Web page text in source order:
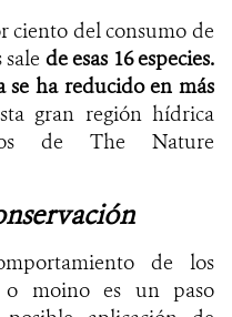
ciento del consumo de
de esas 16 especies.
se ha reducido en más
gran región hídrica
de The Nature
de los
o moino es un paso